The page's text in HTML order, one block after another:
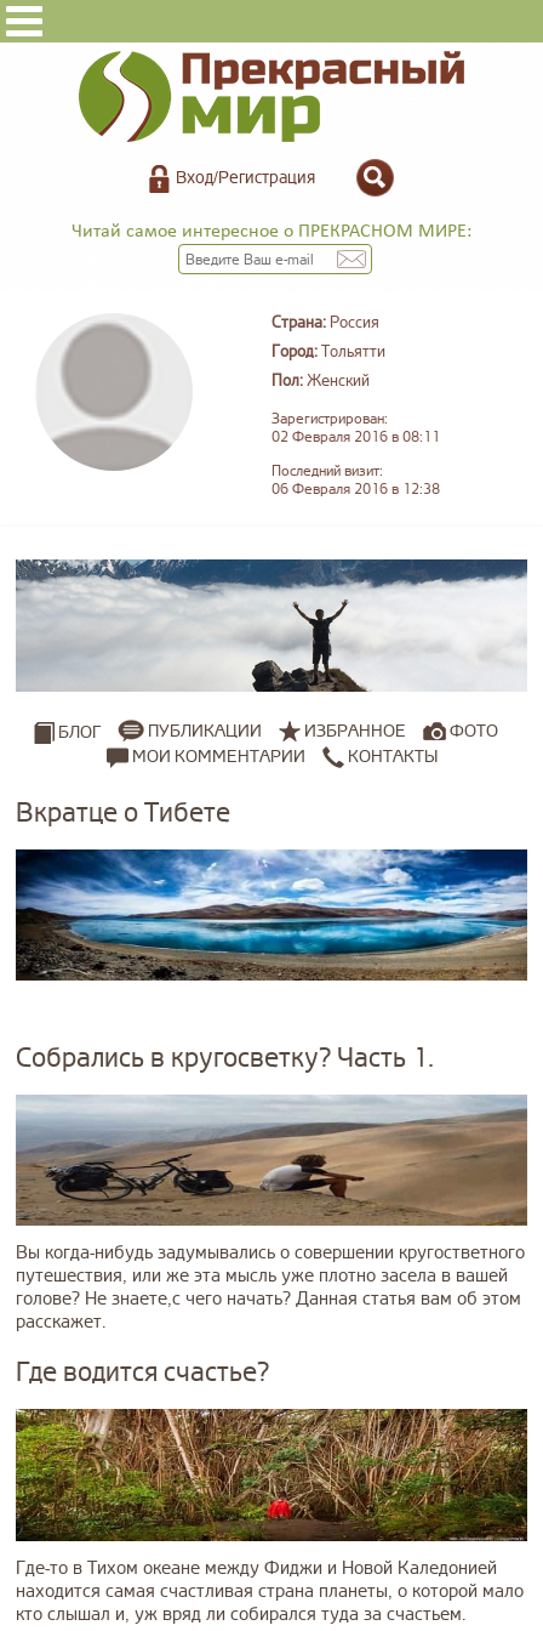
Вход/Регистрация
Читай самое интересное о ПРЕКРАСНОМ МИРЕ:
Страна: Россия
Город:Тольятти
Пол:Женский
Зарегистрирован:
02 Февраля 2016 в 08:11
Последний визит:
06 Февраля 2016 в 12:38
БЛОГ ПУБЛИКАЦИИ ИЗБРАННОЕ
ФОТО
МОИ КОММЕНТАРИИ
КОНТАКТЫ
Вкратце о Тибете
Собрались в кругосветку? Часть 1.
Вы когда-нибудь задумывались о совершении кругостветного
путешествия, или же эта мысль уже плотно засела в вашей
голове? Не знаете,с чего начать? Данная статья вам об этом
расскажет.
Где водится счастье?
Где-то в Тихом океане между Фиджи и Новой Каледонией
находится самая счастливая страна планеты, о которой мало
кто слышал и, уж вряд ли собирался туда за счастьем.